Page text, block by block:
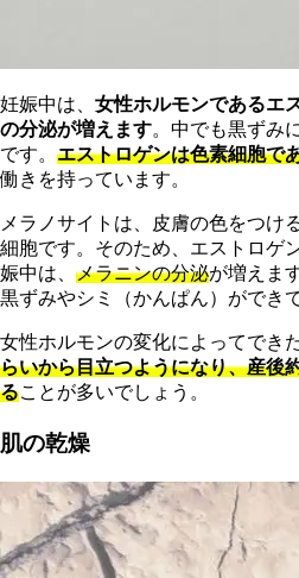
妊娠中は、 女性ホルモンであるエ
の分泌が増えます。中でも黒ずみ
です。 エストロゲンは色素細胞で
働きを持っています。
メラノサイトは、皮膚の色をつけ
細胞です。そのため、エストロゲ
娠中は、 メラニンの分泌が増えま
黒ずみやシミ（かんぱん）ができ
女性ホルモンの変化によってでき
らいから目立つようになり、産後
ることが多いでしょう。
肌の乾燥